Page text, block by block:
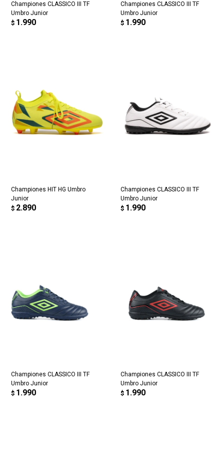
Championes CLASSICO III TF
Umbro Junior
$ 1.990
Championes CLASSICO III TF
Umbro Junior
$ 1.990
Championes HIT HG Umbro
Junior
$ 2.890
Championes CLASSICO III TF
Umbro Junior
$ 1.990
Championes CLASSICO III TF
Umbro Junior
$ 1.990
Championes CLASSICO III TF
Umbro Junior
$ 1.990